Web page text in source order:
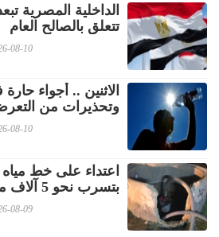
الداخلية المصرية
تتعلق بالصالح العام
08-10
الاثنين .. أجواء
وتحذيرات من
08-10
اعتداء على خط
بتسرب نحو 5 آلاف متر مكعب يوميا
08-09